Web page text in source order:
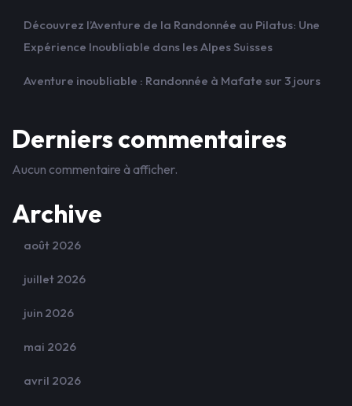
Découvrez l’Aventure de la Randonnée au Pilatus: Une
Expérience Inoubliable dans les Alpes Suisses
Aventure inoubliable : Randonnée à Mafate sur 3 jours
Derniers commentaires
Aucun commentaire à afficher.
Archive
août 2026
juillet 2026
juin 2026
mai 2026
avril 2026